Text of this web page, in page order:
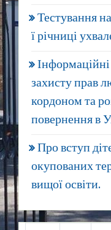
Тестування
ї річниці
захисту прав
кордоном та
повернення в
Про вступ
окупованих
вищої освіти.